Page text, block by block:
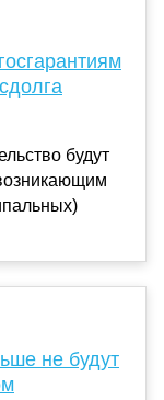
будут
не будут